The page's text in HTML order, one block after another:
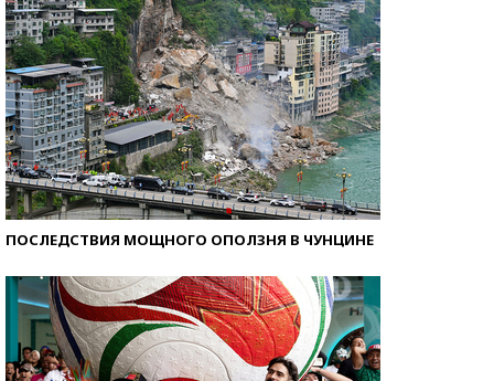
ПОСЛЕДСТВИЯ МОЩНОГО ОПОЛЗНЯ В ЧУНЦИНЕ